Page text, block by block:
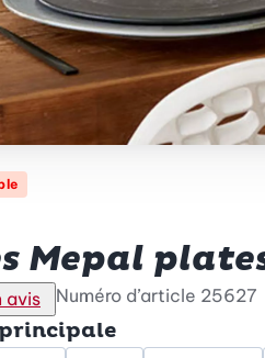
Mepal
avis Numéro d’article 25627